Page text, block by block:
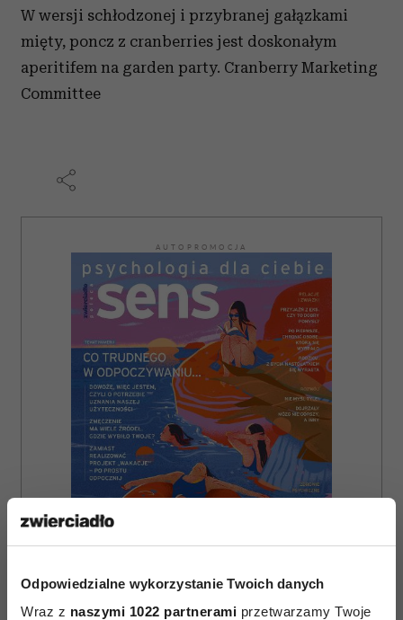
Odpowiedzialne wykorzystanie Twoich danych
Wraz z naszymi 1022 partnerami przetwarzamy Twoje
W wersji schłodzonej i przybranej gałązkami
mięty, poncz z cranberries jest doskonałym
aperitifem na garden party. Cranberry Marketing
Committee
AUTOPROMOCJA
ZAMÓW